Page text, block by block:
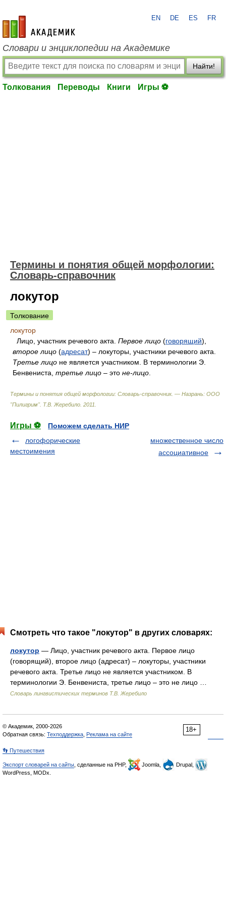
academic.ru
EN DE ES FR
Словари и энциклопедии на Академике
Найти!
Толкования Переводы Книги Игры ⚽
Термины и понятия общей морфологии:
Словарь-справочник
локутор
Толкование
локутор
Лицо, участник речевого акта. Первое лицо (говорящий),
второе лицо (адресат) – локуторы, участники речевого акта.
Третье лицо не является участником. В терминологии Э.
Бенвениста, третье лицо – это не-лицо
Термины и понятия общей морфологии: Словарь-справочник. — Назрань: ООО
"Пилигрим". Т.В. Жеребило 2011
Игры ⚽
Поможем сделать НИР
логофорические
местоимения
множественное число
ассоциативное
Смотреть что такое "локутор" в других словарях:
локутор — Лицо, участник речевого акта. Первое лицо
(говорящий), второе лицо (адресат) – локуторы, участники
речевого акта. Третье лицо не является участником. В
терминологии Э. Бенвениста, третье лицо – это не лицо …
Словарь лингвистических терминов Т.В. Жеребило
18+
© Академик, 2000-2026
Обратная связь: Техподдержка Реклама на сайте
👣 Путешествия
Экспорт словарей на сайты , сделанные на PHP, Joomla,
Drupal,
WordPress, MODx.